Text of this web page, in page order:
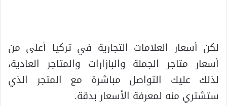
لكن أسعار العلامات التجارية في تركيا أعلى من
أسعار متاجر الجملة والبازارات والمتاجر العادية،
لذلك عليك التواصل مباشرة مع المتجر الذي
ستشتري منه لمعرفة الأسعار بدقة.